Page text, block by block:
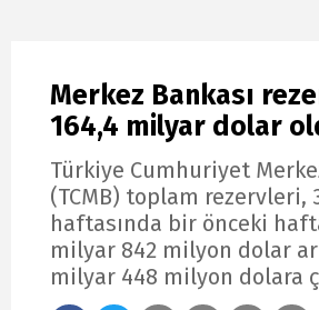
Merkez Bankası
164,4 milyar dolar
Türkiye Cumhuriyet
(TCMB) toplam rezervleri,
haftasında bir önceki
milyar 842 milyon dolar
milyar 448 milyon dolara